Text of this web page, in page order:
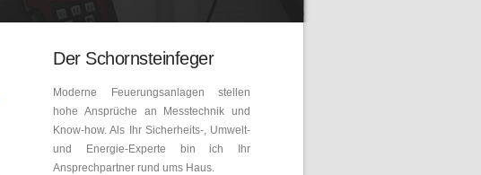
Der Schornsteinfeger
Moderne Feuerungsanlagen stellen
hohe Ansprüche an Messtechnik und
Know-how. Als Ihr Sicherheits-, Umwelt-
und Energie-Experte bin ich Ihr
Ansprechpartner rund ums Haus.